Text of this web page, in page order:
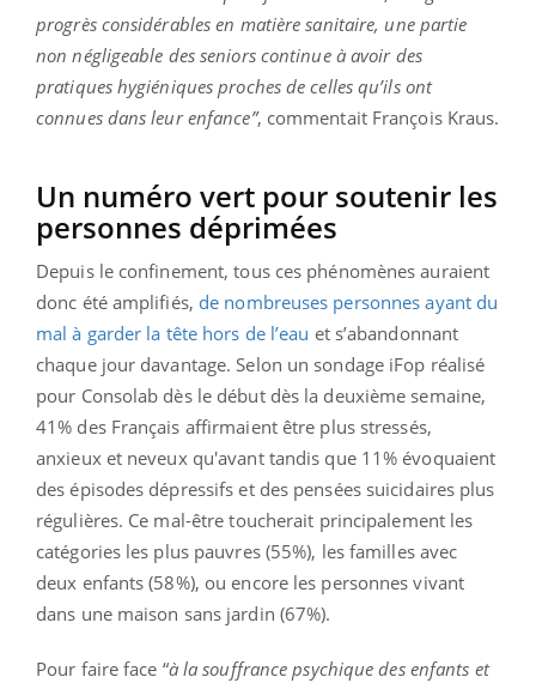
progrès considérables en matière sanitaire, une partie
non négligeable des seniors continue à avoir des
pratiques hygiéniques proches de celles qu’ils ont
connues dans leur enfance”, commentait François Kraus.
Un numéro vert pour soutenir les
personnes déprimées
Depuis le confinement, tous ces phénomènes auraient
donc été amplifiés, de nombreuses personnes ayant du
mal à garder la tête hors de l’eau et s’abandonnant
chaque jour davantage. Selon un sondage iFop réalisé
pour Consolab dès le début dès la deuxième semaine,
41% des Français affirmaient être plus stressés,
anxieux et neveux qu'avant tandis que 11% évoquaient
des épisodes dépressifs et des pensées suicidaires plus
régulières. Ce mal-être toucherait principalement les
catégories les plus pauvres (55%), les familles avec
deux enfants (58%), ou encore les personnes vivant
dans une maison sans jardin (67%).
Pour faire face “à la souffrance psychique des enfants et